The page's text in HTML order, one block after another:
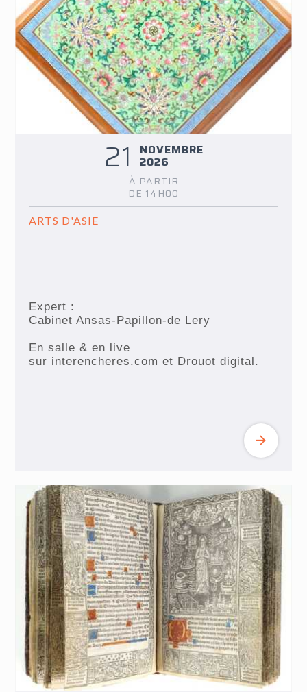
21 NOVEMBRE
2026
À PARTIR
DE 14H00
ARTS D'ASIE
Expert :
Cabinet Ansas-Papillon-de Lery
En salle & en live
sur interencheres.com et Drouot digital.